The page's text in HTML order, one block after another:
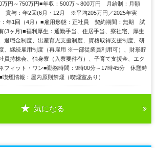
万円～750万円■年収：500万～800万円 月給制：月額
賞与：年2回(6月・12月 ※平均205万円／2025年実
年1回（4月）■雇用形態：正社員 契約期間：無期 試
(3ヶ月)■福利厚生：通勤手当、住居手当、寮社宅、厚生
退職金制度、出産育児支援制度、資格取得支援制度、研
、継続雇用制度（再雇用 ※一部従業員利用可）、財形貯
員持株会、独身寮（入寮要件有）、子育て支援金、エク
フィット・ワン■勤務時間：9時00分～17時45分 休憩時
喫煙情報：屋内原則禁煙（喫煙室あり）
気になる